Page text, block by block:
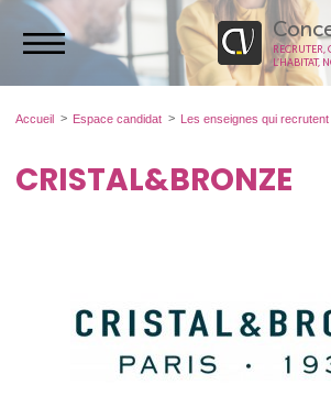
RECRUTER,
L’HABITAT,
Accueil Espace candidat Les enseignes qui recrutent
CRISTAL&BRONZE